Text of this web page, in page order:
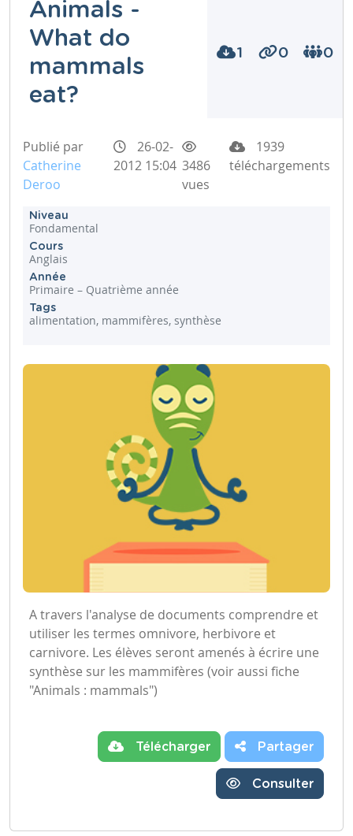
Animals -
What do
mammals
eat?
1 0 0
Publié par
Catherine
Deroo
26-02-
2012 15:04 3486
vues
1939
téléchargements
Niveau
Fondamental
Cours
Anglais
Année
Primaire – Quatrième année
Tags
alimentation, mammifères, synthèse
A travers l'analyse de documents comprendre et
utiliser les termes omnivore, herbivore et
carnivore. Les élèves seront amenés à écrire une
synthèse sur les mammifères (voir aussi fiche
"Animals : mammals")
Télécharger Partager
Consulter